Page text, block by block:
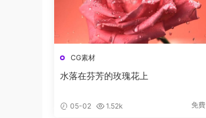
CG素材
水落在芬芳的玫瑰花上
05-02 1.52k 免費